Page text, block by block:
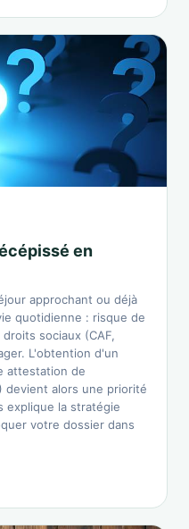
en
approchant ou déjà
quotidienne : risque de
sociaux (CAF,
L'obtention d'un
attestation de
devient alors une priorité
explique la stratégie
votre dossier dans